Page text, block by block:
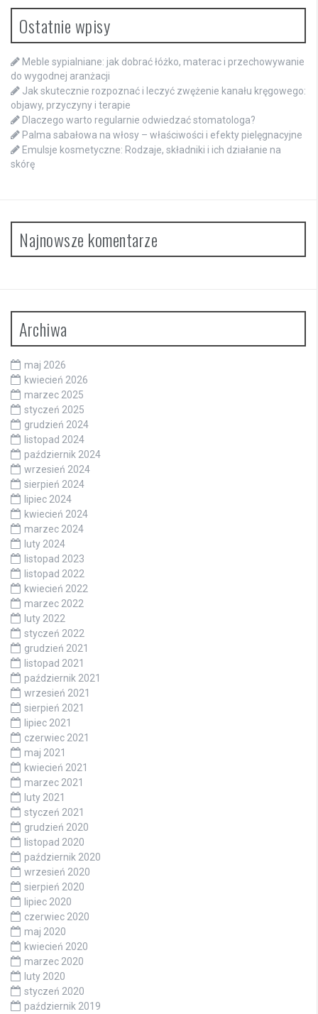
Ostatnie wpisy
Meble sypialniane: jak dobrać łóżko, materac i przechowywanie
do wygodnej aranżacji
Jak skutecznie rozpoznać i leczyć zwężenie kanału kręgowego:
objawy, przyczyny i terapie
Dlaczego warto regularnie odwiedzać stomatologa?
Palma sabałowa na włosy – właściwości i efekty pielęgnacyjne
Emulsje kosmetyczne: Rodzaje, składniki i ich działanie na
skórę
Najnowsze komentarze
Archiwa
maj 2026
kwiecień 2026
marzec 2025
styczeń 2025
grudzień 2024
listopad 2024
październik 2024
wrzesień 2024
sierpień 2024
lipiec 2024
kwiecień 2024
marzec 2024
luty 2024
listopad 2023
listopad 2022
kwiecień 2022
marzec 2022
luty 2022
styczeń 2022
grudzień 2021
listopad 2021
październik 2021
wrzesień 2021
sierpień 2021
lipiec 2021
czerwiec 2021
maj 2021
kwiecień 2021
marzec 2021
luty 2021
styczeń 2021
grudzień 2020
listopad 2020
październik 2020
wrzesień 2020
sierpień 2020
lipiec 2020
czerwiec 2020
maj 2020
kwiecień 2020
marzec 2020
luty 2020
styczeń 2020
październik 2019